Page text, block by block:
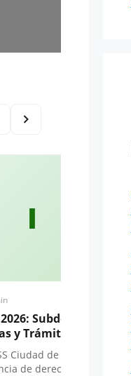
I
Subdelegaciones,
y Trámites Digitales
Ciudad de México: citas
de derechos,